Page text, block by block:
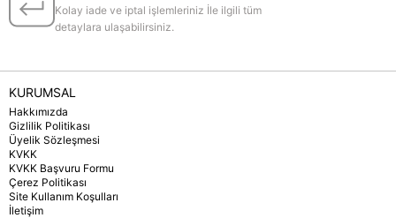
Kolay iade ve iptal işlemleriniz İle ilgili tüm
detaylara ulaşabilirsiniz.
KURUMSAL
Hakkımızda
Gizlilik Politikası
Üyelik Sözleşmesi
KVKK
KVKK Başvuru Formu
Çerez Politikası
Site Kullanım Koşulları
İletişim